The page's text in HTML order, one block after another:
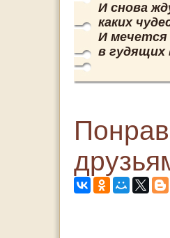
И снова
каких
И
в гудящих